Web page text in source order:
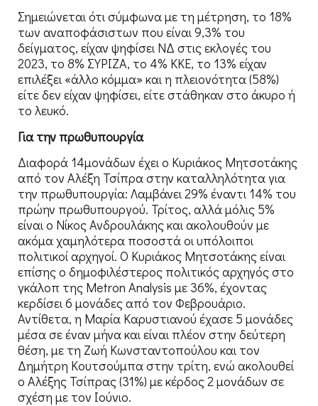
Σημειώνεται ότι σύμφωνα με τη μέτρηση, το 18%
των αναποφάσιστων που είναι 9,3% του
δείγματος, είχαν ψηφίσει ΝΔ στις εκλογές του
2023, το 8% ΣΥΡΙΖΑ, το 4% ΚΚΕ, το 13% είχαν
επιλέξει «άλλο κόμμα» και η πλειονότητα (58%)
είτε δεν είχαν ψηφίσει, είτε στάθηκαν στο άκυρο ή
το λευκό.
Για την πρωθυπουργία
Διαφορά 14μονάδων έχει ο Κυριάκος Μητσοτάκης
από τον Αλέξη Τσίπρα στην καταλληλότητα για
την πρωθυπουργία: Λαμβάνει 29% έναντι 14% του
πρώην πρωθυπουργού. Τρίτος, αλλά μόλις 5%
είναι ο Νίκος Ανδρουλάκης και ακολουθούν με
ακόμα χαμηλότερα ποσοστά οι υπόλοιποι
πολιτικοί αρχηγοί. Ο Κυριάκος Μητσοτάκης είναι
επίσης ο δημοφιλέστερος πολιτικός αρχηγός στο
γκάλοπ της Metron Analysis με 36%, έχοντας
κερδίσει 6 μονάδες από τον Φεβρουάριο.
Αντίθετα, η Μαρία Καρυστιανού έχασε 5 μονάδες
μέσα σε έναν μήνα και είναι πλέον στην δεύτερη
θέση, με τη Ζωή Κωνσταντοπούλου και τον
Δημήτρη Κουτσούμπα στην τρίτη, ενώ ακολουθεί
ο Αλέξης Τσίπρας (31%) με κέρδος 2 μονάδων σε
σχέση με τον Ιούνιο.